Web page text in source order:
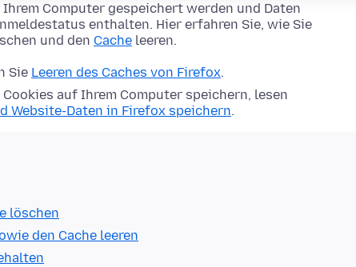
Computer gespeichert werden und Daten
enthalten. Hier erfahren Sie, wie Sie
und den Cache leeren.
Sie Leeren des Caches von Firefox.
auf Ihrem Computer speichern, lesen
Website-Daten in Firefox speichern.
löschen
den Cache leeren